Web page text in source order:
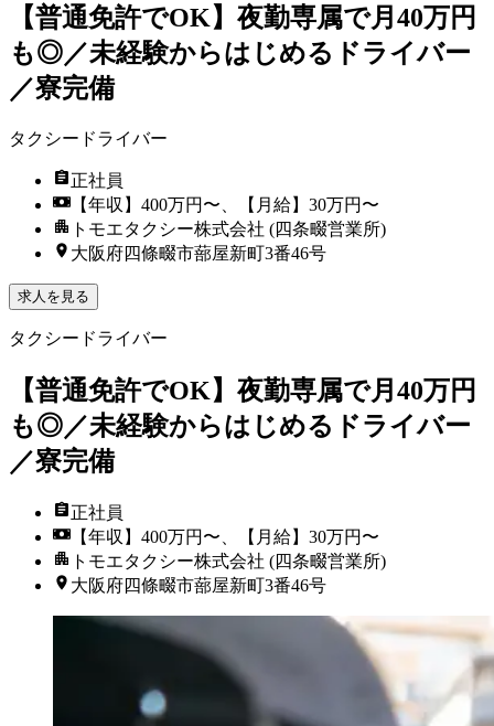
【普通免許でOK】夜勤専属で月40万円
も◎／未経験からはじめるドライバー
／寮完備
タクシードライバー
正社員
【年収】400万円〜、【月給】30万円〜
トモエタクシー株式会社 (四条畷営業所)
大阪府四條畷市蔀屋新町3番46号
求人を見る
タクシードライバー
【普通免許でOK】夜勤専属で月40万円
も◎／未経験からはじめるドライバー
／寮完備
正社員
【年収】400万円〜、【月給】30万円〜
トモエタクシー株式会社 (四条畷営業所)
大阪府四條畷市蔀屋新町3番46号